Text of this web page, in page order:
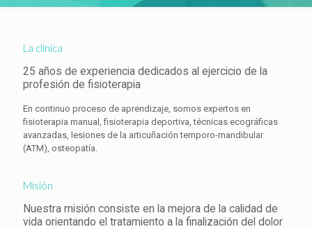
La clínica
25 años de experiencia dedicados al ejercicio de la
profesión de fisioterapia
En continuo proceso de aprendizaje, somos expertos en
fisioterapia manual, fisioterapia deportiva, técnicas ecográficas
avanzadas, lesiones de la articuñación temporo-mandibular
(ATM), osteopatía.
Misión
Nuestra misión consiste en la mejora de la calidad de
vida orientando el tratamiento a la finalización del dolor